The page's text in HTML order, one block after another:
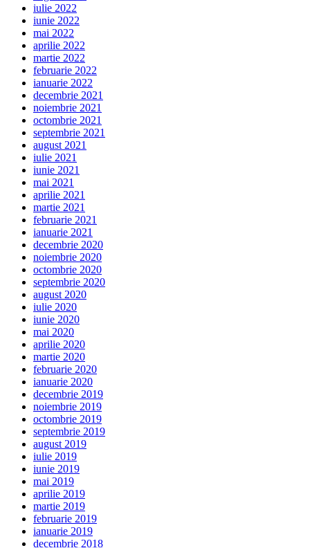
iulie 2022
iunie 2022
mai 2022
aprilie 2022
martie 2022
februarie 2022
ianuarie 2022
decembrie 2021
noiembrie 2021
octombrie 2021
septembrie 2021
august 2021
iulie 2021
iunie 2021
mai 2021
aprilie 2021
martie 2021
februarie 2021
ianuarie 2021
decembrie 2020
noiembrie 2020
octombrie 2020
septembrie 2020
august 2020
iulie 2020
iunie 2020
mai 2020
aprilie 2020
martie 2020
februarie 2020
ianuarie 2020
decembrie 2019
noiembrie 2019
octombrie 2019
septembrie 2019
august 2019
iulie 2019
iunie 2019
mai 2019
aprilie 2019
martie 2019
februarie 2019
ianuarie 2019
decembrie 2018